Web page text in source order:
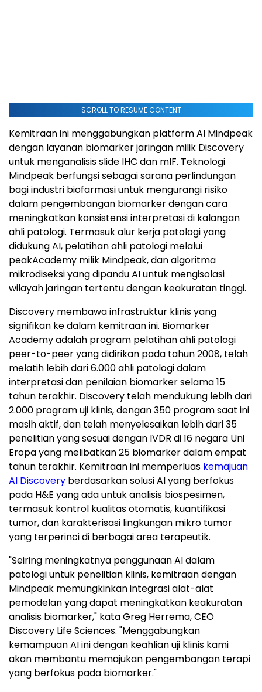
SCROLL TO RESUME CONTENT
Kemitraan ini menggabungkan platform AI Mindpeak
dengan layanan biomarker jaringan milik Discovery
untuk menganalisis slide IHC dan mIF. Teknologi
Mindpeak berfungsi sebagai sarana perlindungan
bagi industri biofarmasi untuk mengurangi risiko
dalam pengembangan biomarker dengan cara
meningkatkan konsistensi interpretasi di kalangan
ahli patologi. Termasuk alur kerja patologi yang
didukung AI, pelatihan ahli patologi melalui
peakAcademy milik Mindpeak, dan algoritma
mikrodiseksi yang dipandu AI untuk mengisolasi
wilayah jaringan tertentu dengan keakuratan tinggi.
Discovery membawa infrastruktur klinis yang
signifikan ke dalam kemitraan ini. Biomarker
Academy adalah program pelatihan ahli patologi
peer-to-peer yang didirikan pada tahun 2008, telah
melatih lebih dari 6.000 ahli patologi dalam
interpretasi dan penilaian biomarker selama 15
tahun terakhir. Discovery telah mendukung lebih dari
2.000 program uji klinis, dengan 350 program saat ini
masih aktif, dan telah menyelesaikan lebih dari 35
penelitian yang sesuai dengan IVDR di 16 negara Uni
Eropa yang melibatkan 25 biomarker dalam empat
tahun terakhir. Kemitraan ini memperluas kemajuan
AI Discovery berdasarkan solusi AI yang berfokus
pada H&E yang ada untuk analisis biospesimen,
termasuk kontrol kualitas otomatis, kuantifikasi
tumor, dan karakterisasi lingkungan mikro tumor
yang terperinci di berbagai area terapeutik.
"Seiring meningkatnya penggunaan AI dalam
patologi untuk penelitian klinis, kemitraan dengan
Mindpeak memungkinkan integrasi alat-alat
pemodelan yang dapat meningkatkan keakuratan
analisis biomarker," kata Greg Herrema, CEO
Discovery Life Sciences. "Menggabungkan
kemampuan AI ini dengan keahlian uji klinis kami
akan membantu memajukan pengembangan terapi
yang berfokus pada biomarker."